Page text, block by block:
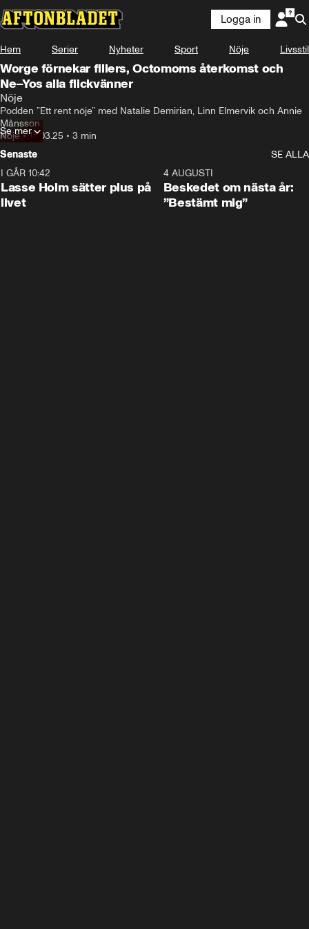
Logga in
Hem Serier Nyheter Sport Nöje Livsstil
Worge förnekar fillers, Octomoms återkomst och
Ne–Yos alla flickvänner
Nöje
Podden ”Ett rent nöje” med Natalie Demirian, Linn Elmervik och Annie
Månsson.
Nöje•14.03.25 • 3 min
Se mer
Senaste
SE ALLA
I GÅR 10:42
Lasse Holm sätter plus på
livet
4 AUGUSTI
Beskedet om nästa år:
”Bestämt mig”